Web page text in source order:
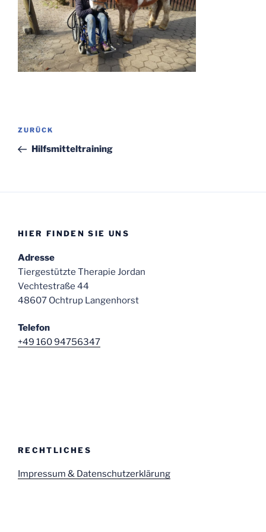
Beitragsnavigation
Vorheriger
Beitrag
ZURÜCK
Hilfsmitteltraining
HIER FINDEN SIE UNS
Adresse
Tiergestützte Therapie Jordan
Vechtestraße 44
48607 Ochtrup Langenhorst
Telefon
+49 160 94756347
RECHTLICHES
Impressum & Datenschutzerklärung